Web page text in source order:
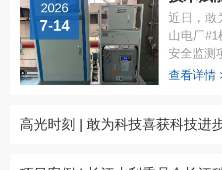
2026
7-14
近日，敢
山电厂
安全监测
查看详情
高光时刻 | 敢为科技喜获科技进